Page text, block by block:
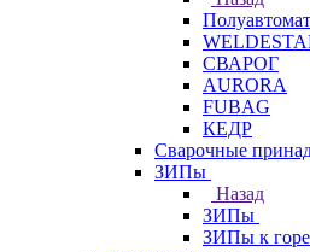
СВАРОГ
AURORA
FUBAG
КЕДР
Сварочные
ЗИПы
Назад
ЗИПы
ЗИПы к